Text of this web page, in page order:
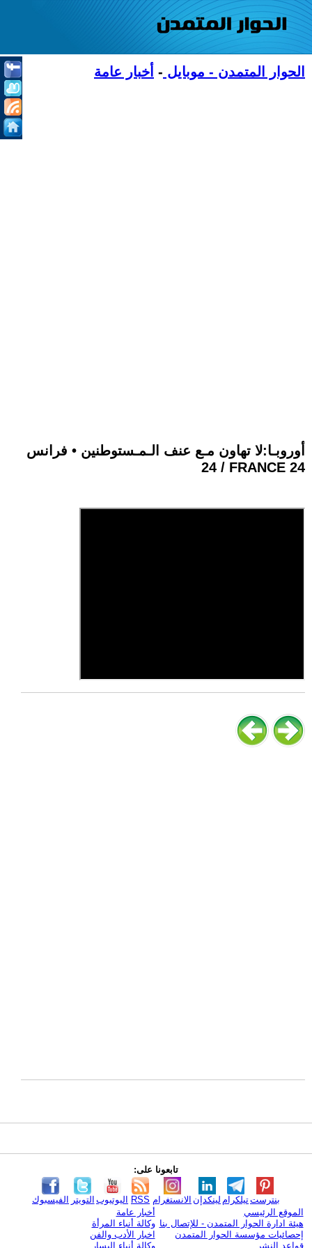
الحوار المتمدن - موبايل - أخبار عامة
أوروبـا:لا تهاون مـع عنف الـمـستوطنين • فرانس
24 / FRANCE 24
تابعونا على:
الفيسبوك التويتر اليوتيوب RSS الانستغرام لينكدإن تيلكرامبنترست
الموقع الرئيسي
هيئة ادارة الحوار المتمدن - للإتصال بنا
إحصائيات مؤسسة الحوار المتمدن
قواعد النشر
أخبار عامة
وكالة أنباء المرأة
اخبار الأدب والفن
وكالة أنباء اليسار